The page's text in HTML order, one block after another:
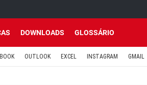
DOWNLOADS GLOSSÁRIO
OUTLOOK EXCEL INSTAGRAM GMAIL